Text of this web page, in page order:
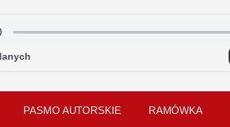
PASMO AUTORSKIE RAMÓWKA